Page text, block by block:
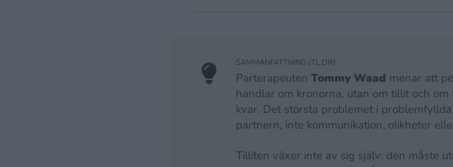
SAMMANFATTNING (TL;DR)
Parterapeuten Tommy Waad menar att
handlar om kronorna, utan om tillit och
kvar. Det största problemet i
partnern, inte kommunikation, olikheter
Tilliten växer inte av sig själv: den måste